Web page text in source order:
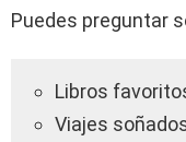
Puedes preguntar
Libros
Viajes